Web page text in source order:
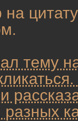
тему